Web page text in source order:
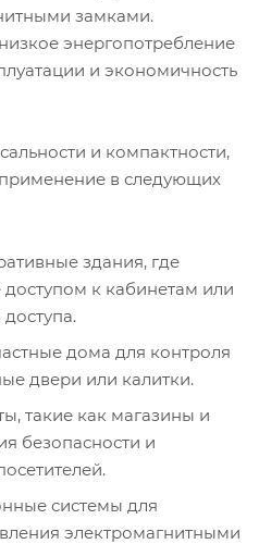
замками.
энергопотребление
и экономичность
и компактности,
в следующих
здания, где
доступом к кабинетам или
дома для контроля
двери или калитки.
такие как магазины и
безопасности и
системы для
электромагнитными